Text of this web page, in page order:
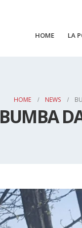
HOME LA
HOME NEWS
BUMBA